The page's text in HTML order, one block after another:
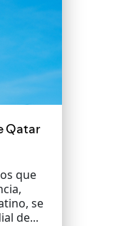
Qatar
que
se
de...